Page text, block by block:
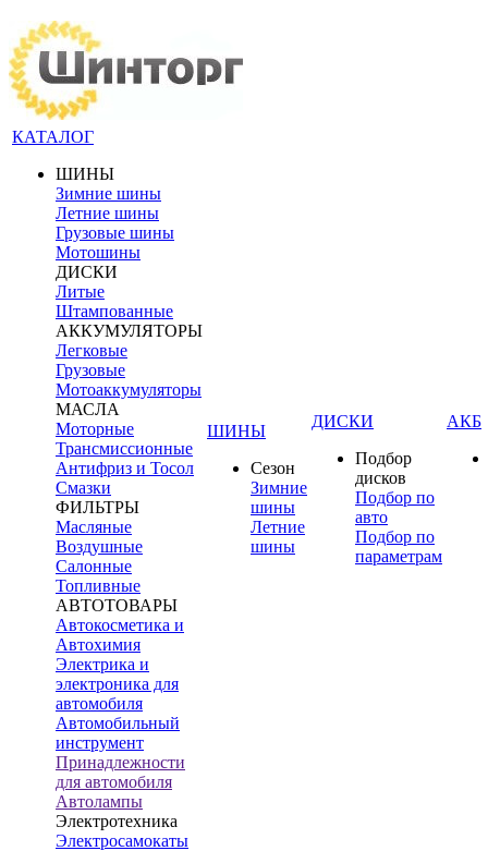
КАТАЛОГ
ШИНЫ
Зимние шины
Летние шины
Грузовые шины
Мотошины
ДИСКИ
Литые
Штампованные
АККУМУЛЯТОРЫ
Легковые
Грузовые
Мотоаккумуляторы
МАСЛА
Моторные
Трансмиссионные
Антифриз и Тосол
Смазки
ФИЛЬТРЫ
Масляные
Воздушные
Салонные
Топливные
АВТОТОВАРЫ
Автокосметика и
Автохимия
Электрика и
электроника для
автомобиля
Автомобильный
инструмент
Принадлежности
для автомобиля
Автолампы
Электротехника
Электросамокаты
ШИНЫ
Сезон
Зимние
шины
Летние
шины
ДИСКИ
Подбор
дисков
Подбор по
авто
Подбор по
параметрам
АКБ